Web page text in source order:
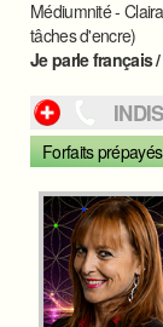
Médiumnité -
tâches d'encre)
Je parle français
Forfaits prépayés